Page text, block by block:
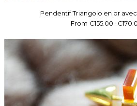
Pendentif Triangolo en or
From €155.00 -